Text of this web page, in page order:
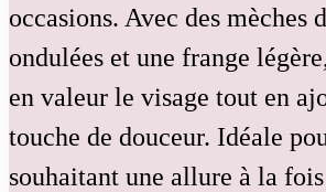
occasions. Avec des mèches
ondulées et une frange
en valeur le visage tout en
touche de douceur. Idéale
souhaitant une allure à la